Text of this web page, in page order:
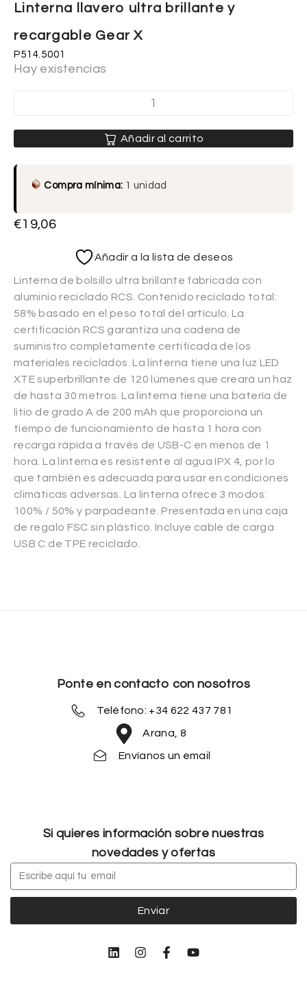
Linterna llavero ultra brillante y
recargable Gear X
P514.5001
Hay existencias
Añadir al carrito
Compra mínima: 1 unidad
€19,06
Añadir a la lista de deseos
Linterna de bolsillo ultra brillante fabricada con
aluminio reciclado RCS. Contenido reciclado total:
58% basado en el peso total del artículo. La
certificación RCS garantiza una cadena de
suministro completamente certificada de los
materiales reciclados. La linterna tiene una luz LED
XTE superbrillante de 120 lúmenes que creará un haz
de hasta 30 metros. La linterna tiene una batería de
litio de grado A de 200 mAh que proporciona un
tiempo de funcionamiento de hasta 1 hora con
recarga rápida a través de USB-C en menos de 1
hora. La linterna es resistente al agua IPX 4, por lo
que también es adecuada para usar en condiciones
climáticas adversas. La linterna ofrece 3 modos:
100% / 50% y parpadeante. Presentada en una caja
de regalo FSC sin plástico. Incluye cable de carga
USB C de TPE reciclado.
Ponte en contacto con nosotros
Teléfono: +34 622 437 781
Arana, 8
Envíanos un email
Si quieres información sobre nuestras
novedades y ofertas
Enviar